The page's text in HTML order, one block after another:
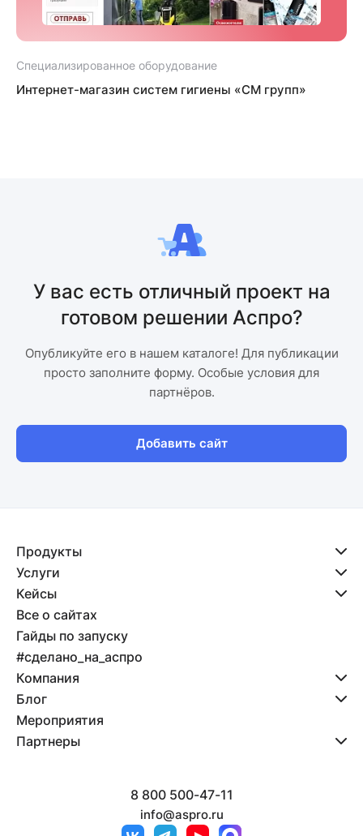
Специализированное оборудование
Интернет-магазин систем гигиены «СМ групп»
У вас есть отличный проект на
готовом решении Аспро?
Опубликуйте его в нашем каталоге! Для публикации
просто заполните форму. Особые условия для
партнёров.
Добавить сайт
Продукты
Услуги
Кейсы
Все о сайтах
Гайды по запуску
#сделано_на_аспро
Компания
Блог
Мероприятия
Партнеры
8 800 500-47-11
info@aspro.ru